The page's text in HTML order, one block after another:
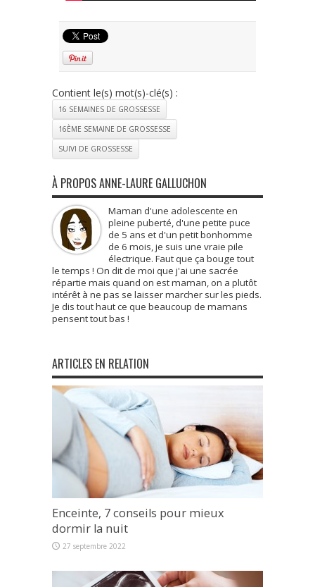
Contient le(s) mot(s)-clé(s) :
16 SEMAINES DE GROSSESSE
16ÈME SEMAINE DE GROSSESSE
SUIVI DE GROSSESSE
À PROPOS ANNE-LAURE GALLUCHON
Maman d'une adolescente en
pleine puberté, d'une petite puce
de 5 ans et d'un petit bonhomme
de 6 mois, je suis une vraie pile
électrique. Faut que ça bouge tout
le temps ! On dit de moi que j'ai une sacrée
répartie mais quand on est maman, on a plutôt
intérêt à ne pas se laisser marcher sur les pieds.
Je dis tout haut ce que beaucoup de mamans
pensent tout bas !
ARTICLES EN RELATION
Enceinte, 7 conseils pour mieux
dormir la nuit
27 septembre 2022